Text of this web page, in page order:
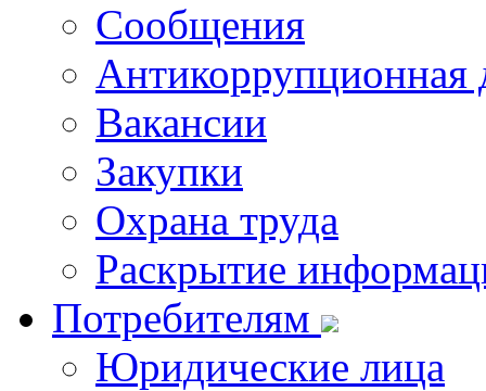
Сообщения
Антикоррупционная
Вакансии
Закупки
Охрана труда
Раскрытие
Потребителям
Юридические лица